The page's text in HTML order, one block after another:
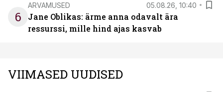
6
ARVAMUSED 05.08.26, 10:40
Jane Oblikas: ärme anna odavalt ära
ressurssi, mille hind ajas kasvab
VIIMASED UUDISED